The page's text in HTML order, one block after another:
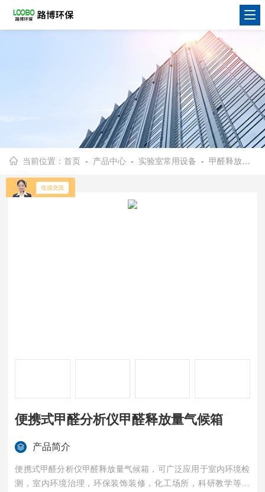
当前位置：首页 - 产品中心 - 实验室常用设备 - 甲醛释放量气候箱
便携式甲醛分析仪甲醛释放量气候箱
产品简介
便携式甲醛分析仪甲醛释放量气候箱，可广泛应用于室内环境检
测，室内环境治理，环保装饰装修，化工场所，科研教学等部